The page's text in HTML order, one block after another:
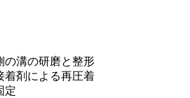
の溝の研磨と整形
着剤による再圧着
定